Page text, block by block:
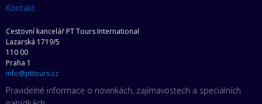
Kontakt
Cestovní kancelář PT Tours International
Lazarská 1719/5
110 00
Praha 1
info@pttours.cz
Pravidelné informace o novinkách, zajímavostech a speciálních